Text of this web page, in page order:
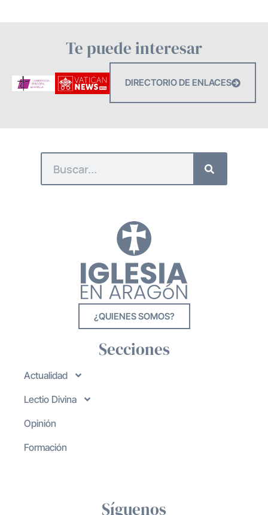
Te puede interesar
DIRECTORIO DE ENLACES
¿QUIENES SOMOS?
Secciones
Actualidad
Lectio Divina
Opinión
Formación
Síguenos